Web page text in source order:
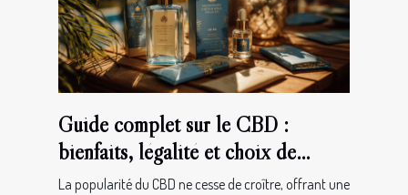
Guide complet sur le CBD :
bienfaits, légalité et choix de
produits
La popularité du CBD ne cesse de croître, offrant une